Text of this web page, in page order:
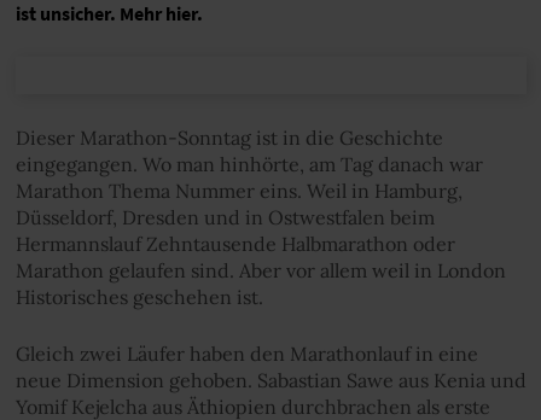
ist unsicher. Mehr hier.
Dieser Marathon-Sonntag ist in die Geschichte
eingegangen. Wo man hinhörte, am Tag danach war
Marathon Thema Nummer eins. Weil in Hamburg,
Düsseldorf, Dresden und in Ostwestfalen beim
Hermannslauf Zehntausende Halbmarathon oder
Marathon gelaufen sind. Aber vor allem weil in London
Historisches geschehen ist.
Gleich zwei Läufer haben den Marathonlauf in eine
neue Dimension gehoben. Sabastian Sawe aus Kenia und
Yomif Kejelcha aus Äthiopien durchbrachen als erste